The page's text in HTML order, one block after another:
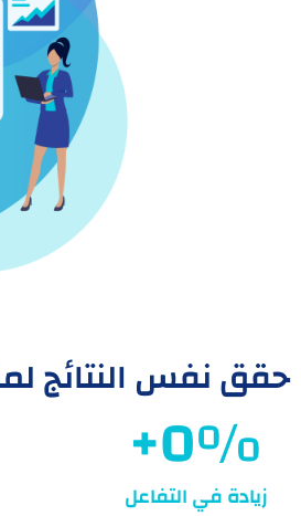
حقق نفس النتائج
زيادة في التفاعل
%
0
+